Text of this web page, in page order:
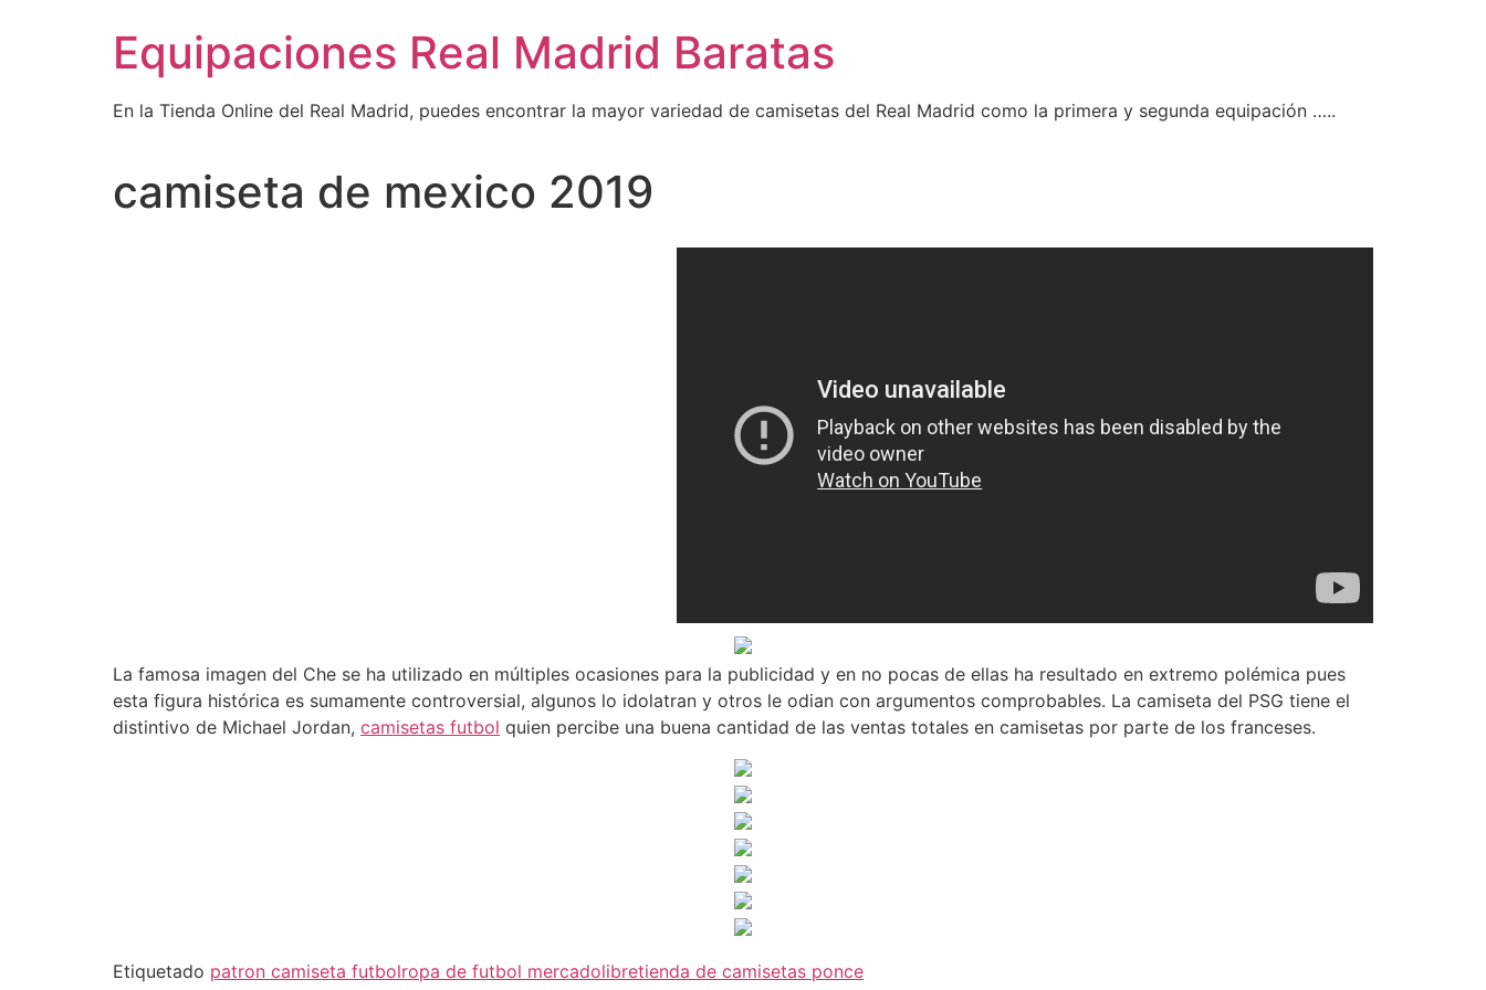
Equipaciones Real Madrid Baratas
En la Tienda Online del Real Madrid, puedes encontrar la mayor variedad de camisetas del Real Madrid como la primera y segunda equipación …..
camiseta de mexico 2019
La famosa imagen del Che se ha utilizado en múltiples ocasiones para la publicidad y en no pocas de ellas ha resultado en extremo polémica pues
esta figura histórica es sumamente controversial, algunos lo idolatran y otros le odian con argumentos comprobables. La camiseta del PSG tiene el
distintivo de Michael Jordan, camisetas futbol quien percibe una buena cantidad de las ventas totales en camisetas por parte de los franceses.
Etiquetado patron camiseta futbolropa de futbol mercadolibretienda de camisetas ponce